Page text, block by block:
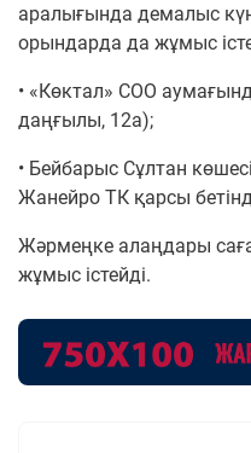
аралығында демалыс
орындарда да жұмыс
• «Көктал» СОО
даңғылы, 12а);
• Бейбарыс Сұлтан
Жанейро ТК қарсы
Жәрмеңке алаңдары
жұмыс істейді.